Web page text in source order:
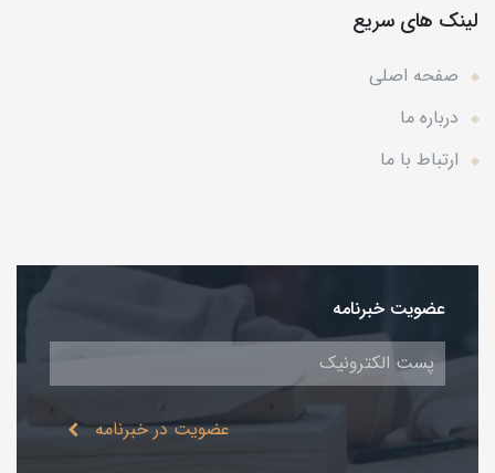
لینک های سریع
صفحه اصلی
درباره ما
ارتباط با ما
عضویت خبرنامه
عضویت در خبرنامه